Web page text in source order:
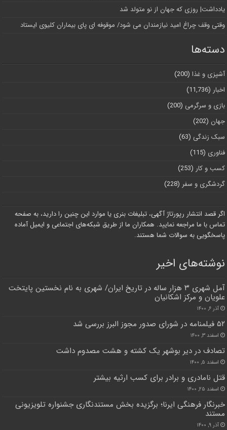
یادداشت| روزی که جهان از نو متولد شد
وقتی وقف چراغ امید نیازمندان می شود/ موقوفه ای پای بیماران کلیوی ایستاد
دسته‌ها
آشپزی و غذا (200)
اخبار (11,736)
بازی و سرگرمی (200)
جهان (202)
سبک زندگی (63)
فناوری (115)
کسب و کار (253)
گردشگری و سفر (228)
اگر قصد انتشار رپورتاژ آگهی، تبلیغات بنری یا موارد این چنین را دارید، به صفحه
تماس با ما مراجعه نمایید. همکاران ما از طریق شبکه‌های اجتماعی و ایمیل آماده
پاسخگویی به سوالات شما هستند.
نوشته‌های اخیر
آمل شهری ۳ هزار ساله در تاریخ ایران/ شهری به نام نخستین پایتخت
علویان و مرکز اشکانیان
آذر ۶, ۱۴۰۰
۵۲ فیلمنامه در شورای صدور مجوز البرز بررسی شد
اسفند ۳, ۱۴۰۰
تصادف در دیر بوشهر یک کشته و هشت مصدوم داشت
اسفند ۵, ۱۴۰۰
قتل نامادری و برادر برای کسب ارثیه بیشتر
اسفند ۲۵, ۱۴۰۰
خبرنگار فرهنگی ایرنا؛ برگزیده بخش مستندنگاری جشنواره تلویزیونی
مستند
آذر ۹, ۱۴۰۰